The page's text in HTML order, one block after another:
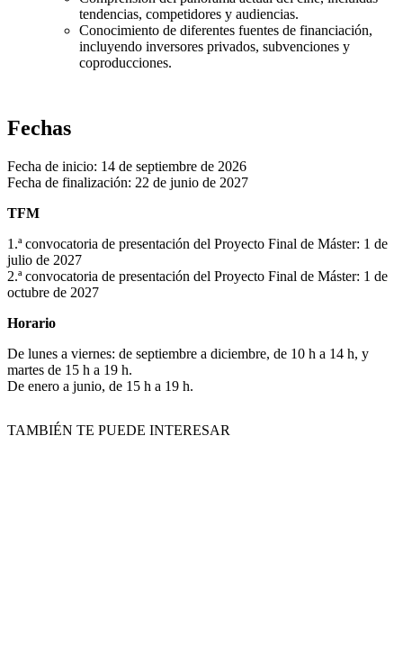
tendencias, competidores y audiencias.
Conocimiento de diferentes fuentes de financiación,
incluyendo inversores privados, subvenciones y
coproducciones.
Fechas
Fecha de inicio: 14 de septiembre de 2026
Fecha de finalización: 22 de junio de 2027
TFM
1.ª convocatoria de presentación del Proyecto Final de Máster: 1 de
julio de 2027
2.ª convocatoria de presentación del Proyecto Final de Máster: 1 de
octubre de 2027
Horario
De lunes a viernes: de septiembre a diciembre, de 10 h a 14 h, y
martes de 15 h a 19 h.
De enero a junio, de 15 h a 19 h.
TAMBIÉN TE PUEDE INTERESAR